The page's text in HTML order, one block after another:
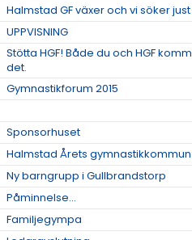
Halmstad GF växer och vi söker
UPPVISNING
Stötta HGF! Både du och HGF
det.
Gymnastikforum 2015
Sponsorhuset
Halmstad Årets gymnastikkommun
Ny barngrupp i Gullbrandstorp
Påminnelse...
Familjegympa